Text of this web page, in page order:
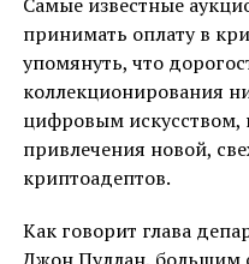
принимать оплату в
упомянуть, что
коллекционирования
цифровым искусством,
привлечения новой,
криптоадептов.
Как говорит глава